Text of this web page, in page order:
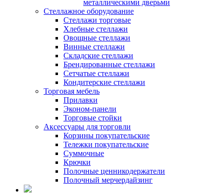
металлическими дверьми
Стеллажное оборудование
Стеллажи торговые
Хлебные стеллажи
Овощные стеллажи
Винные стеллажи
Складские стеллажи
Брендированные стеллажи
Сетчатые стеллажи
Кондитерские стеллажи
Торговая мебель
Прилавки
Эконом-панели
Торговые стойки
Аксессуары для торговли
Корзины покупательские
Тележки покупательские
Суммочные
Крючки
Полочные ценникодержатели
Полочный мерчердайзинг